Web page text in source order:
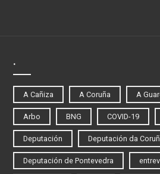
.
A Cañiza A Coruña A
Arbo BNG COVID-19
Deputación Deputación da
Deputación de Pontevedra